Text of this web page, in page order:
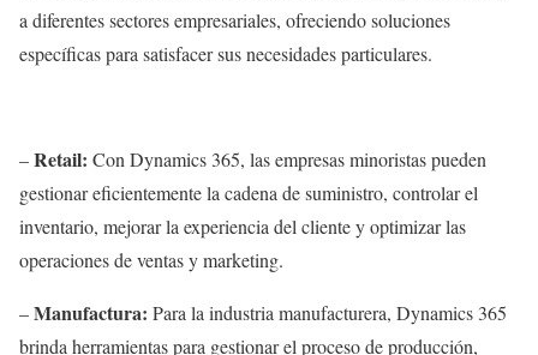
a diferentes sectores empresariales, ofreciendo soluciones
específicas para satisfacer sus necesidades particulares.
–Retail: Con Dynamics 365, las empresas minoristas pueden
gestionar eficientemente la cadena de suministro, controlar el
inventario, mejorar la experiencia del cliente y optimizar las
operaciones de ventas y marketing.
–Manufactura: Para la industria manufacturera, Dynamics 365
brinda herramientas para gestionar el proceso de producción,